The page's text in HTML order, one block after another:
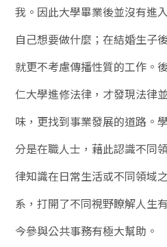
我。因此大學畢業後並沒有進
自己想要做什麼；在結婚生子
就更不考慮傳播性質的工作。
仁大學進修法律，才發現法律
味，更找到事業發展的道路。
分是在職人士，藉此認識不同
律知識在日常生活或不同領域
系，打開了不同視野瞭解人生
今參與公共事務有極大幫助。